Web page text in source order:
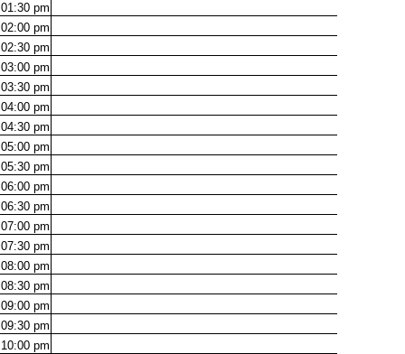
01:30 pm
02:00 pm
02:30 pm
03:00 pm
03:30 pm
04:00 pm
04:30 pm
05:00 pm
05:30 pm
06:00 pm
06:30 pm
07:00 pm
07:30 pm
08:00 pm
08:30 pm
09:00 pm
09:30 pm
10:00 pm